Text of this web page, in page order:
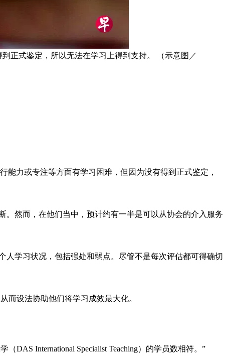
正式鉴定，所以无法在学习上得到支持。 （示意图／
能力或专注等方面有学习困难，但因为没有得到正式鉴定，
然而，在他们当中，预计约有一半是可以从协会的介入服务
学习状况，包括强处和弱点。尽管不是每次评估都可得确切
而设法协助他们将学习成效最大化。
DAS International Specialist Teaching）的学员数相符。”